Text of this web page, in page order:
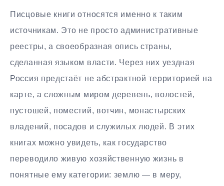
Писцовые книги относятся именно к таким
источникам. Это не просто административные
реестры, а своеобразная опись страны,
сделанная языком власти. Через них уездная
Россия предстаёт не абстрактной территорией на
карте, а сложным миром деревень, волостей,
пустошей, поместий, вотчин, монастырских
владений, посадов и служилых людей. В этих
книгах можно увидеть, как государство
переводило живую хозяйственную жизнь в
понятные ему категории: землю — в меру,